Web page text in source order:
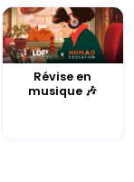
Révise en
musique 🎶